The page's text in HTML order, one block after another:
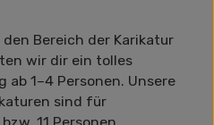
Bereich der Karikatur
wir dir ein tolles
1–4 Personen. Unsere
sind für